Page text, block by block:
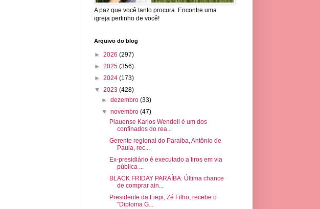
A paz que você tanto procura. Encontre uma
igreja pertinho de você!
Arquivo do blog
► 2026 (297)
► 2025 (356)
► 2024 (173)
▼ 2023 (428)
►dezembro(33)
▼novembro(47)
Piauense Karlos Wendell é um dos
confinados do rea...
Gerente regional do Paraíba, Antônio de
Paula, rec...
Ex-presidiário é executado a tiros em via
pública ...
BLACK FRIDAY PARAÍBA: Última chance
de comprar ain...
Presidente da Fiepi, Zé Filho, recebe o
"Diploma G...